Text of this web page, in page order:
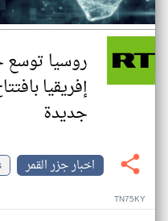
روسيا
جديدة
اخبار جزر القمر
TN75KY